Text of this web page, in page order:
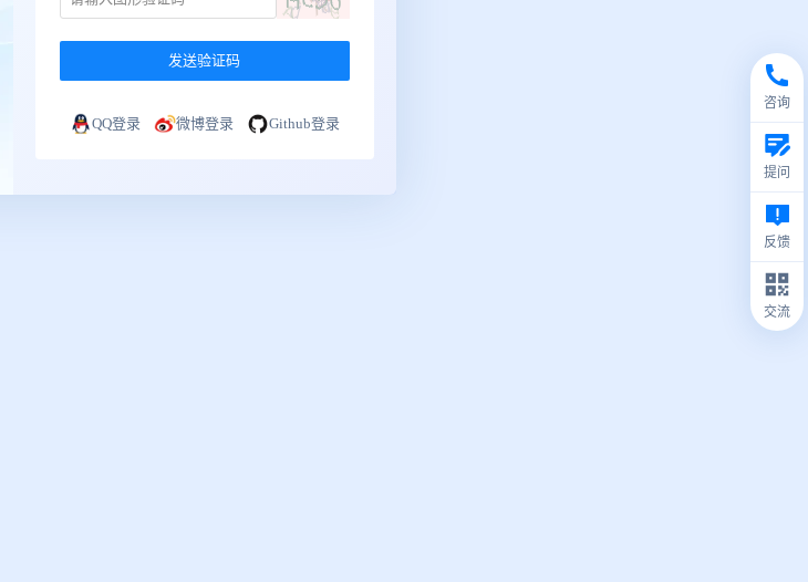
咨询
提问
反馈
交流
发送验证码
QQ登录 微博登录 Github登录